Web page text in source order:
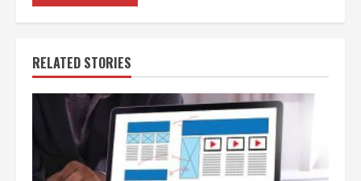
RELATED STORIES